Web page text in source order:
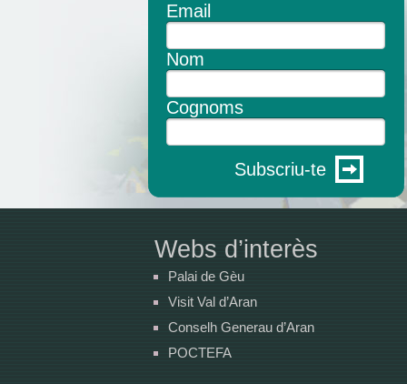
Email
Nom
Cognoms
Subscriu-te
Webs d’interès
Palai de Gèu
Visit Val d’Aran
Conselh Generau d’Aran
POCTEFA